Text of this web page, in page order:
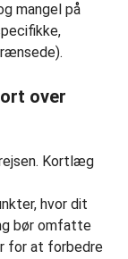
mangel på
over
Kortlæg
hvor dit
bør omfatte
for at forbedre